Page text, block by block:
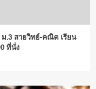
.3 สายวิทย์-คณิต เรียน
ที่นั่ง